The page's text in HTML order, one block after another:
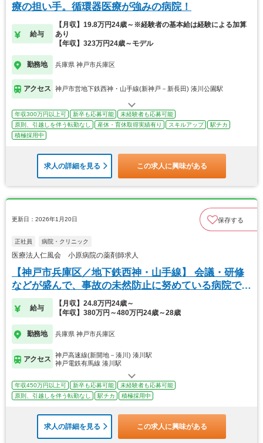
療の担い手。循環器医療が強みの病院！
給与
【月収】19.8万円24歳～※経験者の基本給は経験による加算
あり
【年収】323万円24歳～モデル
勤務地 兵庫県 神戸市兵庫区
アクセス 神戸市営地下鉄西神・山手線(新神戸－新長田) 湊川公園駅
年収300万円以上可 新卒も応募可能
未経験者も応募可能
原則、引越しを伴う転勤なし
産休・育休取得実績有り スキルアップ
駅チカ
積極採用中
求人の詳細を見る この求人に興味がある
更新日：2026年1月20日 保存する
正社員 病院・クリニック
医療法人仁風会 小原病院の薬剤師求人
【神戸市兵庫区／地下鉄西神・山手線】 会議・研修
などが盛んで、事故の未然防止に努めている病院で
す！
給与
【月収】24.8万円24歳～
【年収】380万円～480万円24歳～28歳
勤務地 兵庫県 神戸市兵庫区
アクセス
神戸高速線(新開地－湊川) 湊川駅
神戸電鉄有馬線 湊川駅
年収450万円以上可 新卒も応募可能
未経験者も応募可能
原則、引越しを伴う転勤なし
駅チカ 積極採用中
求人の詳細を見る この求人に興味がある